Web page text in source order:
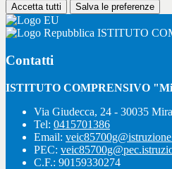
Accetta tutti Salva le preferenze
ISTITUTO
Contatti
ISTITUTO COMPRENSIVO
Via Giudecca, 24 - 30035
Tel: 0415701386
Email:
PEC:
C.F.: 90159330274